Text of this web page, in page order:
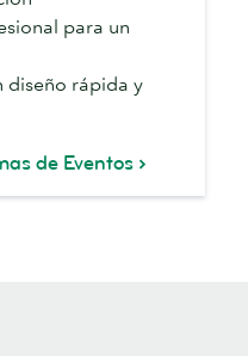
para un
diseño rápida y
de Eventos